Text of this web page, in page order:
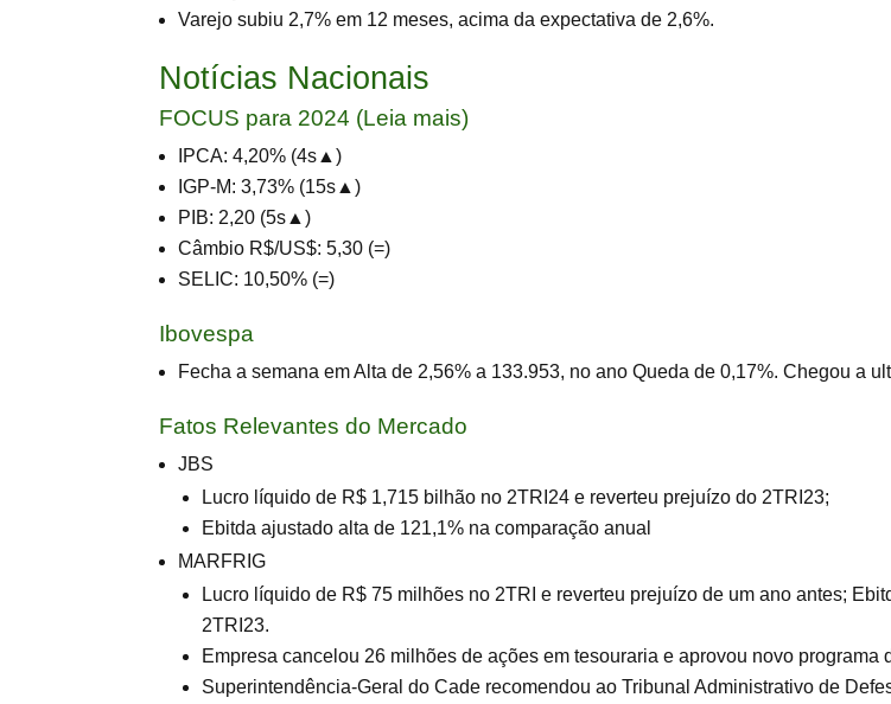
Varejo subiu 2,7% em 12 meses, acima da expectativa de 2,6%.
Notícias Nacionais
FOCUS para 2024 (Leia mais)
IPCA: 4,20% (4s▲)
IGP-M: 3,73% (15s▲)
PIB: 2,20 (5s▲)
Câmbio R$/US$: 5,30 (=)
SELIC: 10,50% (=)
Ibovespa
Fecha a semana em Alta de 2,56% a 133.953, no ano Queda de 0,17%.Chegou a
Fatos Relevantes do Mercado
JBS
Lucro líquido de R$ 1,715 bilhão no 2TRI24 e reverteu prejuízo do 2TRI23;
Ebitda ajustado alta de 121,1% na comparação anual
MARFRIG
Lucro líquido de R$ 75 milhões no 2TRI e reverteu prejuízo de um ano antes;
2TRI23.
Empresa cancelou 26 milhões de ações em tesouraria e aprovou novo programa
Superintendência-Geral do Cade recomendou ao Tribunal Administrativo de